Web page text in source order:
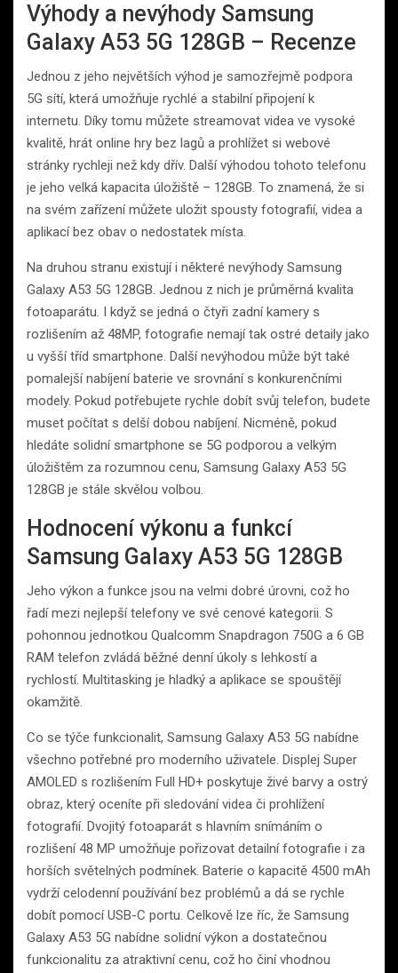
Výhody a nevýhody Samsung
Galaxy A53 5G 128GB – Recenze
Jednou z jeho největších výhod je samozřejmě podpora
5G sítí, která umožňuje rychlé a stabilní připojení k
internetu. Díky tomu můžete streamovat videa ve vysoké
kvalitě, hrát online hry bez lagů a prohlížet si webové
stránky rychleji než kdy dřív. Další výhodou tohoto telefonu
je jeho velká kapacita úložiště – 128GB. To znamená, že si
na svém zařízení můžete uložit spousty fotografií, videa a
aplikací bez obav o nedostatek místa.
Na druhou stranu existují i některé nevýhody Samsung
Galaxy A53 5G 128GB. Jednou z nich je průměrná kvalita
fotoaparátu. I když se jedná o čtyři zadní kamery s
rozlišením až 48MP, fotografie nemají tak ostré detaily jako
u vyšší tříd smartphone. Další nevýhodou může být také
pomalejší nabíjení baterie ve srovnání s konkurenčními
modely. Pokud potřebujete rychle dobít svůj telefon, budete
muset počítat s delší dobou nabíjení. Nicméně, pokud
hledáte solidní smartphone se 5G podporou a velkým
úložištěm za rozumnou cenu, Samsung Galaxy A53 5G
128GB je stále skvělou volbou.
Hodnocení výkonu a funkcí
Samsung Galaxy A53 5G 128GB
Jeho výkon a funkce jsou na velmi dobré úrovni, což ho
řadí mezi nejlepší telefony ve své cenové kategorii. S
pohonnou jednotkou Qualcomm Snapdragon 750G a 6 GB
RAM telefon zvládá běžné denní úkoly s lehkostí a
rychlostí. Multitasking je hladký a aplikace se spouštějí
okamžitě.
Co se týče funkcionalit, Samsung Galaxy A53 5G nabídne
všechno potřebné pro moderního uživatele. Displej Super
AMOLED s rozlišením Full HD+ poskytuje živé barvy a ostrý
obraz, který oceníte při sledování videa či prohlížení
fotografií. Dvojitý fotoaparát s hlavním snímáním o
rozlišení 48 MP umožňuje pořizovat detailní fotografie i za
horších světelných podmínek. Baterie o kapacitě 4500 mAh
vydrží celodenní používání bez problémů a dá se rychle
dobít pomocí USB-C portu. Celkově lze říc, že Samsung
Galaxy A53 5G nabídne solidní výkon a dostatečnou
funkcionalitu za atraktivní cenu, což ho činí vhodnou